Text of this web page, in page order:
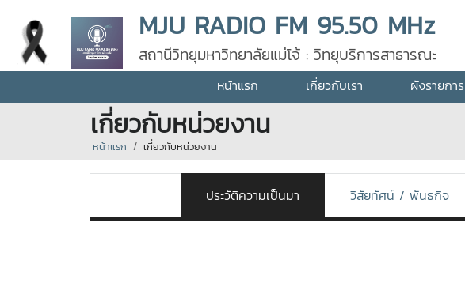
MJU RADIO FM 95.50 MHz
สถานีวิทยุมหาวิทยาลัยแม่โจ้ : วิทยุบริการสาธารณะ
หน้าแรก เกี่ยวกับเรา ผังรายการ
เกี่ยวกับหน่วยงาน
หน้าแรก เกี่ยวกับหน่วยงาน
ประวัติความเป็นมา วิสัยทัศน์ / พันธกิจ